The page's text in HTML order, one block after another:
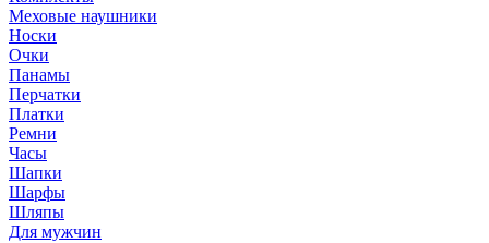
Меховые наушники
Носки
Очки
Панамы
Перчатки
Платки
Ремни
Часы
Шапки
Шарфы
Шляпы
Для мужчин